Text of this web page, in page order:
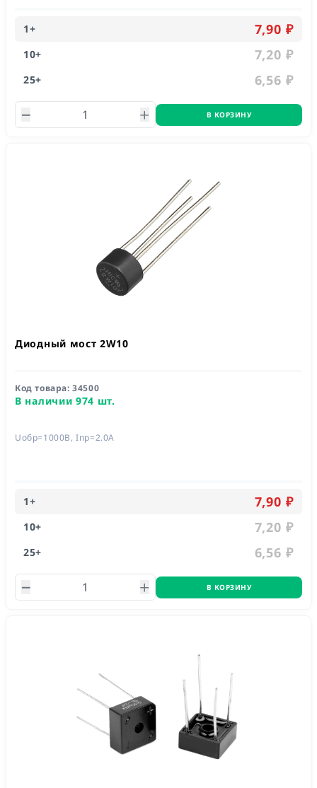
1+ 7,90 ₽
10+ 7,20 ₽
25+ 6,56 ₽
В КОРЗИНУ
Диодный мост 2W10
Код товара:34500
В наличии 974 шт.
Uобр=1000В, Iпр=2.0А
1+ 7,90 ₽
10+ 7,20 ₽
25+ 6,56 ₽
В КОРЗИНУ